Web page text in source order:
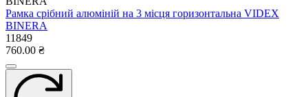
Рамка срібний алюміній на 3 місця горизонтальна VIDEX
BINERA
11849
760.00 ₴